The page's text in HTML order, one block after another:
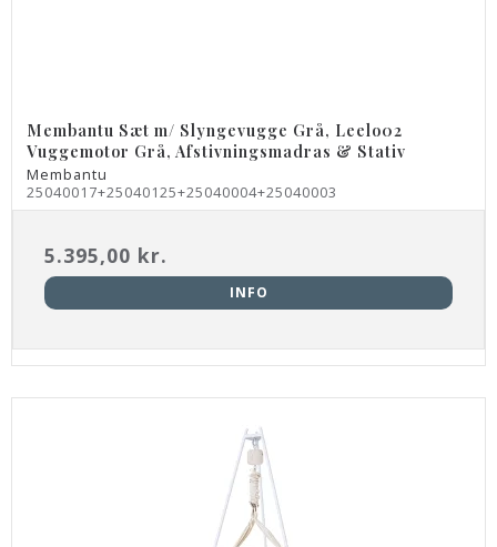
Membantu Sæt m/ Slyngevugge Grå, Leelo02
Vuggemotor Grå, Afstivningsmadras & Stativ
Membantu
25040017+25040125+25040004+25040003
5.395,00 kr.
INFO